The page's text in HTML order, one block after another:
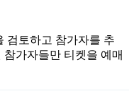
검토하고 참가자를 추
가자들만 티켓을 예매